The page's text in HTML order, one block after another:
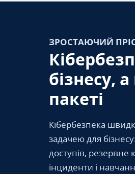
ЗРОСТАЮЧИЙ
бізнесу,
пакеті
Кібербезпека
задачею для
доступів, резервне
інциденти і